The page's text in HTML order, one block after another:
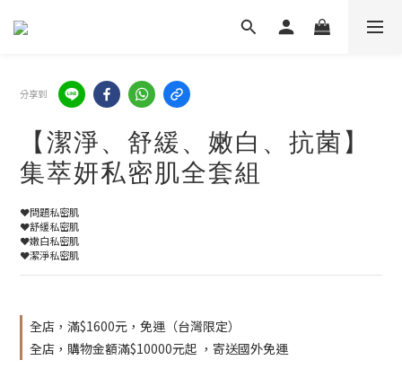
分享到
【潔淨、舒緩、嫩白、抗菌】
集萃妍私密肌全套組
❤️問題私密肌
❤️舒緩私密肌
❤️嫩白私密肌
❤️潔淨私密肌
全店，滿$1600元，免運（台灣限定）
全店，購物金額滿$10000元起 ，寄送國外免運